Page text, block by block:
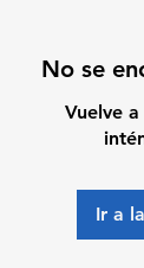
No se
Vuelve
Ir a